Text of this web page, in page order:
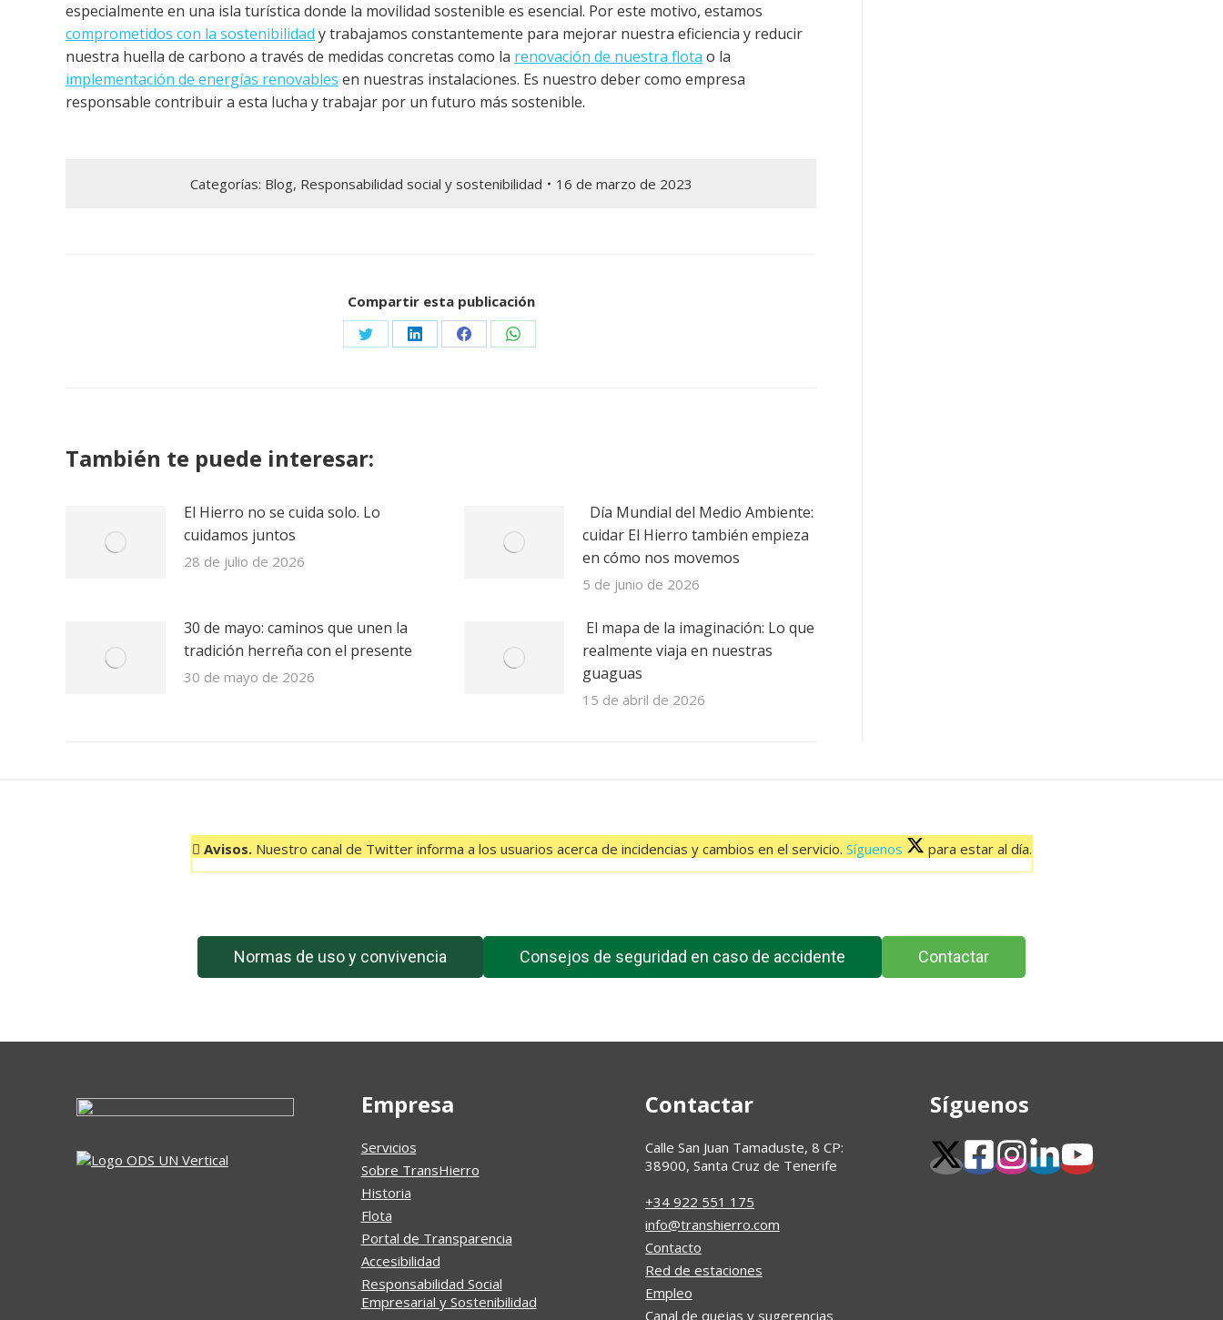
especialmente en una isla turística donde la movilidad sostenible es esencial. Por este motivo, estamos
comprometidos con la sostenibilidad y trabajamos constantemente para mejorar nuestra eficiencia y reducir
nuestra huella de carbono a través de medidas concretas como la renovación de nuestra flota o la
implementación de energías renovables en nuestras instalaciones. Es nuestro deber como empresa
responsable contribuir a esta lucha y trabajar por un futuro más sostenible.
Categorías: Blog, Responsabilidad social y sostenibilidad 16 de marzo de 2023
Compartir esta publicación
Share Share Share Share
También te puede interesar:
El Hierro no se cuida solo. Lo
cuidamos juntos
28 de julio de 2026
Día Mundial del Medio Ambiente:
cuidar El Hierro también empieza
en cómo nos movemos
5 de junio de 2026
30 de mayo: caminos que unen la
tradición herreña con el presente
30 de mayo de 2026
El mapa de la imaginación: Lo que
realmente viaja en nuestras
guaguas
15 de abril de 2026
Avisos.Nuestro canal de Twitter informa a los usuarios acerca de incidencias y cambios en el servicio. Síguenos para estar al día.
El feed de Twitter no está disponible en este momento.
Normas de uso y convivencia Consejos de seguridad en caso de accidente Contactar
Empresa
Servicios
Sobre TransHierro
Historia
Flota
Portal de Transparencia
Accesibilidad
Responsabilidad Social
Empresarial y Sostenibilidad
Contactar
Calle San Juan Tamaduste, 8 CP:
38900, Santa Cruz de Tenerife
+34 922 551 175
info@transhierro.com
Contacto
Red de estaciones
Empleo
Canal de quejas y sugerencias
Síguenos